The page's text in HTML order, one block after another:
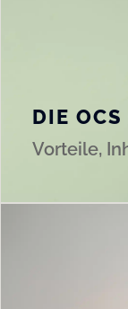
DIE
Vorteile,